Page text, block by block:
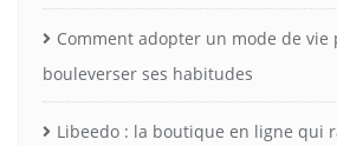
Comment adopter un mode de vie
bouleverser ses habitudes
Libeedo : la boutique en ligne qui